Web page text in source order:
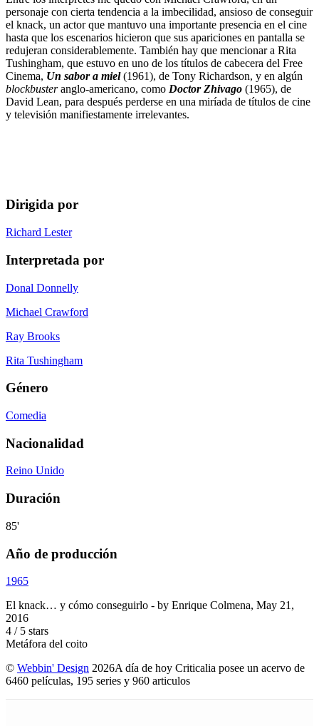
personaje con cierta tendencia a la imbecilidad, ansioso de conseguir
el knack, un actor que mantuvo una importante presencia en el cine
hasta que los escenarios hicieron que sus apariciones en pantalla se
redujeran considerablemente. También hay que mencionar a Rita
Tushingham, que estuvo en uno de los títulos de cabecera del Free
Cinema, Un sabor a miel(1961), de Tony Richardson, y en algún
blockbusteranglo-americano, como Doctor Zhivago (1965), de
David Lean, para después perderse en una miríada de títulos de cine
y televisión manifiestamente irrelevantes.
Dirigida por
Richard Lester
Interpretada por
Donal Donnelly
Michael Crawford
Ray Brooks
Rita Tushingham
Género
Comedia
Nacionalidad
Reino Unido
Duración
85'
Año de producción
1965
El knack… y cómo conseguirlo - by Enrique Colmena, May 21,
2016
4 / 5 stars
Metáfora del coito
© Webbin' Design 2026A día de hoy Criticalia posee un acervo de
6460 películas, 195 series y 960 articulos